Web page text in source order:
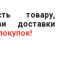
товару,
доставки